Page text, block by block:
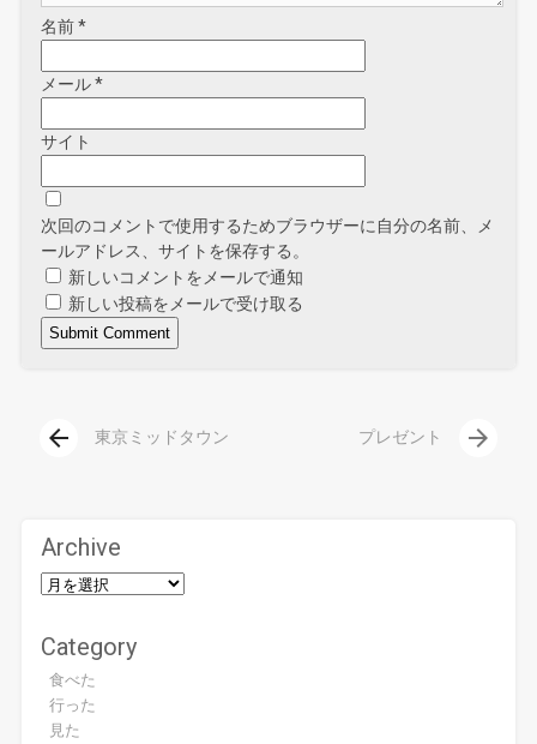
名前*
メール*
サイト
次回のコメントで使用するためブラウザーに自分の名前、メ
ールアドレス、サイトを保存する。
新しいコメントをメールで通知
新しい投稿をメールで受け取る
arrow_back 東京ミッドタウン プレゼント arrow_forward
Archive
Category
食べた
行った
見た